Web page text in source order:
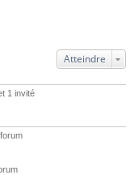
Atteindre
1 invité